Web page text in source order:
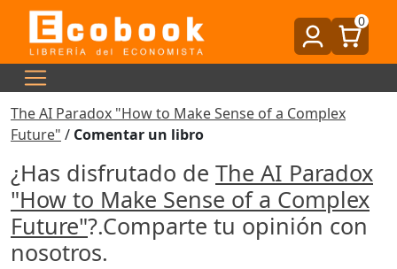
0
The AI Paradox "How to Make Sense of a Complex
Future" / Comentar un libro
¿Has disfrutado de The AI Paradox
"How to Make Sense of a Complex
Future"?.Comparte tu opinión con
nosotros.